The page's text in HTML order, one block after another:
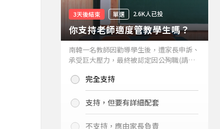
3天後結束 單選 2.6K人已投
你支持老師適度管教學生嗎？
南韓一名教師因勸導學生後，遭家長申訴、
承受巨大壓力，最終被認定因公殉職(請見
你支持老師適度管教學生嗎？
完全支持
支持，但要有詳細配套
不支持，應由家長負責